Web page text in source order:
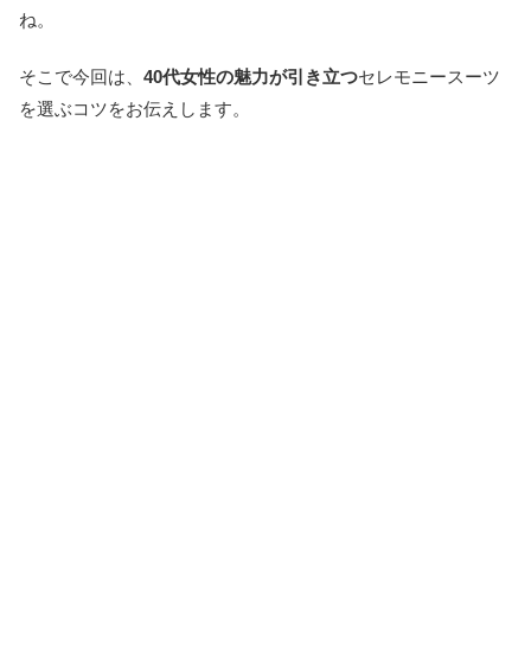
ね。
そこで今回は、 40代女性の魅力が引き立つセレモニースーツ
を選ぶコツをお伝えします。